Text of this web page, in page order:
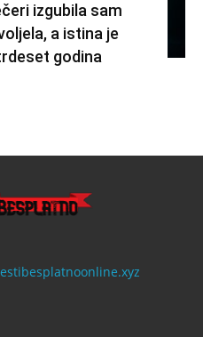
izgubila sam
a istina je
godina